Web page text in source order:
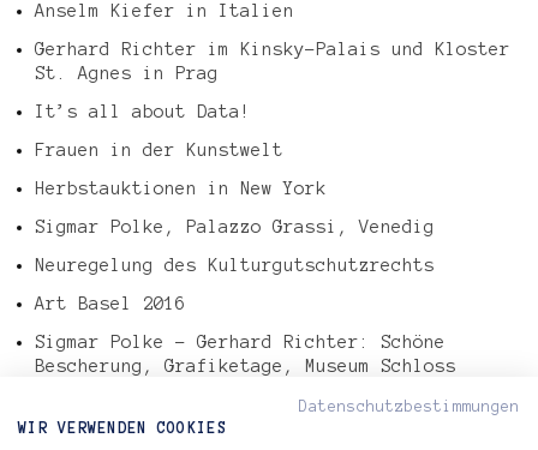
Anselm Kiefer in Italien
Gerhard Richter im Kinsky-Palais und Kloster
St. Agnes in Prag
It’s all about Data!
Frauen in der Kunstwelt
Herbstauktionen in New York
Sigmar Polke, Palazzo Grassi, Venedig
Neuregelung des Kulturgutschutzrechts
Art Basel 2016
Sigmar Polke – Gerhard Richter: Schöne
Bescherung, Grafiketage, Museum Schloss
Tefaf Art Market Report 2016
Datenschutzbestimmungen
WIR VERWENDEN COOKIES